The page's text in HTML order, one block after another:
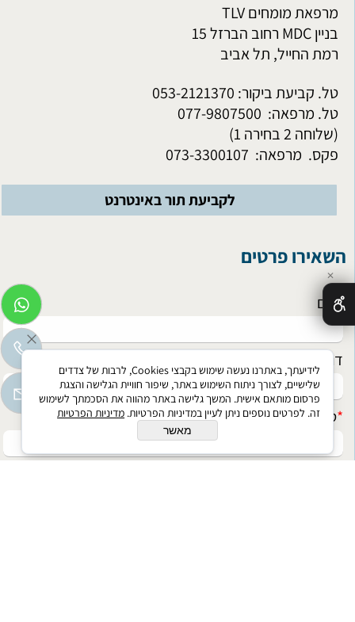
מרפאת מומחים TLV
בניין MDC רחוב הברזל 15
רמתהחייל, תל אביב
טל. קביעת ביקור: 053-2121370
טל. מרפאה:
(שלוחה 2 בחירה 1
)
פקס. מרפאה: 073-3300107
לקביעת תור באינטרנט
השאירו פרטים
*שם
דוא"ל
*טלפון
✕
לידיעתך, באתרנו נעשה שימוש בקבצי Cookies, לרבות של צדדים
שלישיים, לצורך ניתוח השימוש באתר, שיפור חוויית הגלישה והצגת
פרסום מותאם אישית. המשך גלישה באתר מהווה את הסכמתך לשימוש
זה. לפרטים נוספים ניתן לעיין במדיניות הפרטיות. מדיניות הפרטיות
מאשר